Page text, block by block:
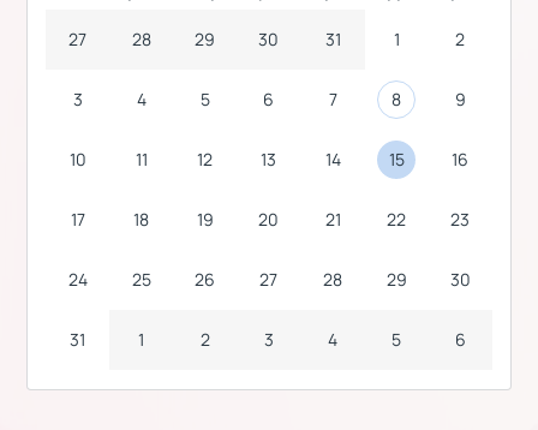
27 28 29 30 31 1 2
3 4 5 6 7 8 9
10 11 12 13 14 15 16
17 18 19 20 21 22 23
24 25 26 27 28 29 30
31 1 2 3 4 5 6